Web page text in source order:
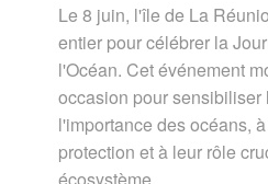
Le 8 juin, l'île de La
entier pour célébrer la
l'Océan. Cet événement
occasion pour sensibiliser
l'importance des océans,
protection et à leur rôle
écosystème.